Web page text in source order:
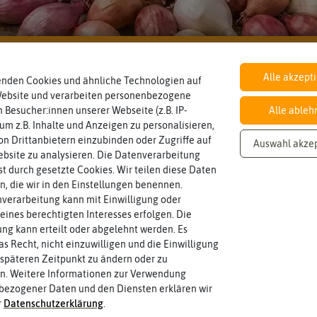
in Erdbeerpflanzen
Unsere Empfehlungen
weiß (4
€
SISSI STRAWBERRY
Erdbeerturm hanging
anthrazit (4 Etagen)
Cookies und ähnliche Technologien auf
und verarbeiten personenbezogene
Besucher:innen unserer Webseite (z.B. IP-
z.B. Inhalte und Anzeigen zu personalisieren,
Drittanbietern einzubinden oder Zugriffe auf
zu analysieren. Die Datenverarbeitung
durch gesetzte Cookies. Wir teilen diese Daten
die wir in den Einstellungen benennen.
kann mit Einwilligung oder
berechtigten Interesses erfolgen. Die
kann erteilt oder abgelehnt werden. Es
Recht, nicht einzuwilligen und die Einwilligung
Zeitpunkt zu ändern oder zu
Weitere Informationen zur Verwendung
Daten und den Diensten erklären wir
Daten­schutz­erklärung
Alle
Alle
Auswahl